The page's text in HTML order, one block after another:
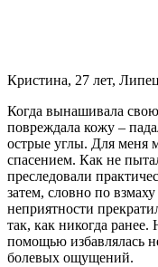
Кристина, 27 лет,
Когда вынашивала
повреждала кожу –
острые углы. Для меня
спасением. Как не
преследовали
затем, словно по
неприятности
так, как никогда
помощью избавлялась
болевых ощущений.